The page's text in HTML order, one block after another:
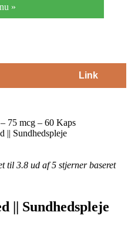
»
Link
75 mcg – 60 Kaps
|| Sundhedspleje
til 3.8 ud af 5 stjerner baseret
|| Sundhedspleje